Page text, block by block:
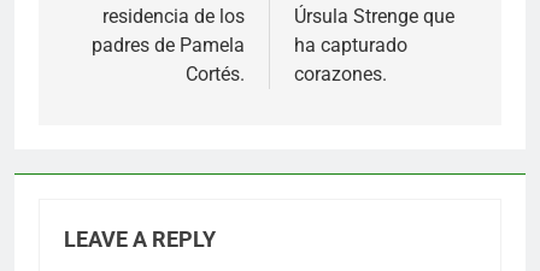
residencia de los
padres de Pamela
Cortés.
Úrsula Strenge que
ha capturado
corazones.
LEAVE A REPLY